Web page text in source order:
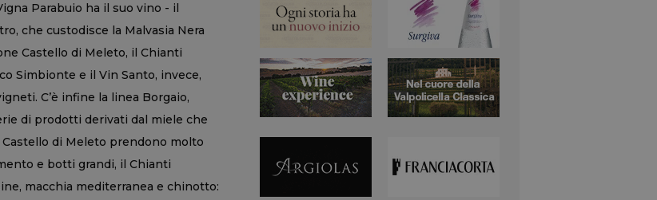
Parabuio ha il suo vino - il
che custodisce la Malvasia Nera
Castello di Meleto, il Chianti
Simbionte e il Vin Santo, invece,
C’è infine la linea Borgaio,
di prodotti derivati dal miele che
di Meleto prendono molto
e botti grandi, il Chianti
macchia mediterranea e chinotto: